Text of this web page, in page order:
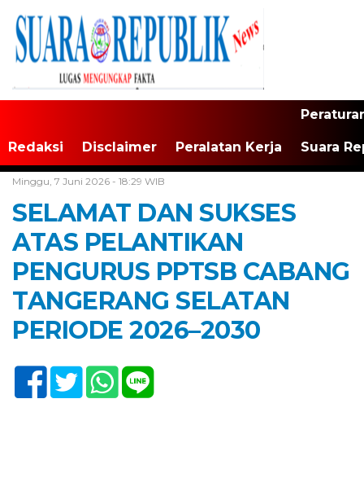
Redaksi Disclaimer Peralatan Kerja Suara
Minggu, 7 Juni 2026 - 18:29 WIB
SELAMAT DAN SUKSES
ATAS PELANTIKAN
PENGURUS PPTSB CABANG
TANGERANG SELATAN
PERIODE 2026–2030